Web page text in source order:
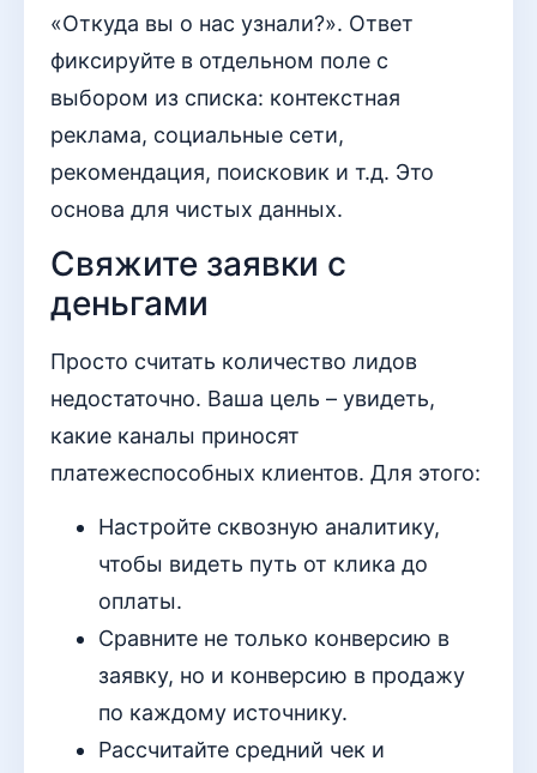
«Откуда вы о нас узнали?». Ответ
фиксируйте в отдельном поле с
выбором из списка: контекстная
реклама, социальные сети,
рекомендация, поисковик и т.д. Это
основа для чистых данных.
Свяжите заявки с
деньгами
Просто считать количество лидов
недостаточно. Ваша цель – увидеть,
какие каналы приносят
платежеспособных клиентов. Для этого:
Настройте сквозную аналитику,
чтобы видеть путь от клика до
оплаты.
Сравните не только конверсию в
заявку, но и конверсию в продажу
по каждому источнику.
Рассчитайте средний чек и